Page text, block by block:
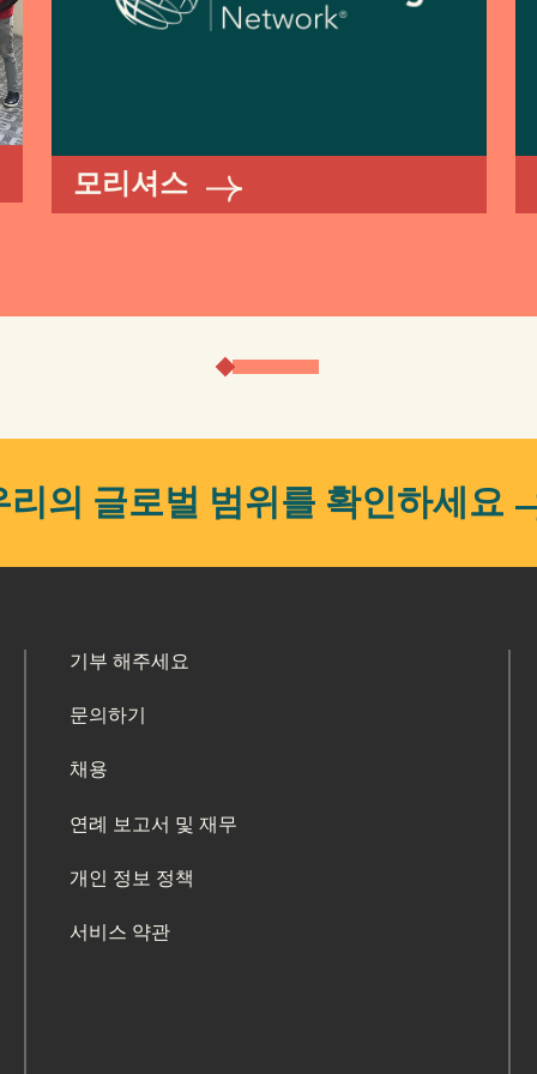
모리셔스
리의 글로벌 범위를 확인하세요
기부 해주세요
문의하기
채용
연례 보고서 및 재무
개인 정보 정책
서비스 약관